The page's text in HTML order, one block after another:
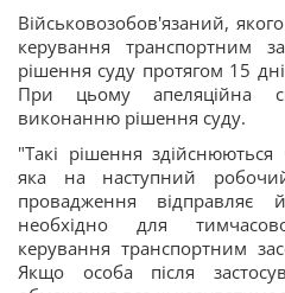
Військовозобов'язаний,
керування транспортним
рішення суду протягом 15
При цьому апеляційна
виконанню рішення суду.
"Такі рішення
яка на наступний
провадження
необхідно для
керування транспортним
Якщо особа після